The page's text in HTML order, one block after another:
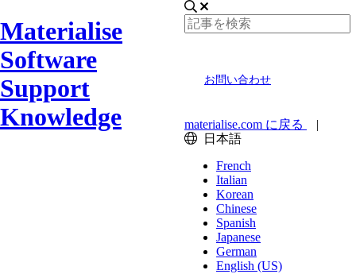
Materialise
Software
Support
Knowledge
お問い合わせ
materialise.com に戻る
|
日本語
French
Italian
Korean
Chinese
Spanish
Japanese
German
English (US)